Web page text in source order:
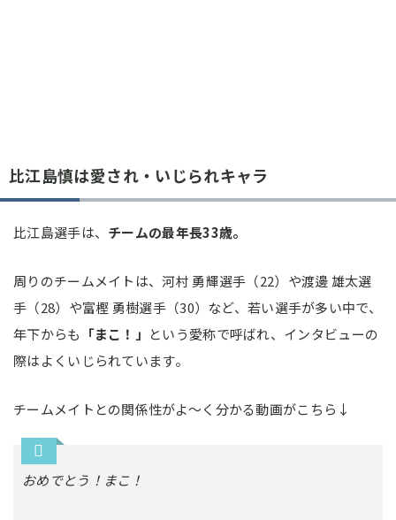
比江島慎は愛され・いじられキャラ
比江島選手は、 チームの最年長33歳。
周りのチームメイトは、河村 勇輝選手（22）や渡邊 雄太選
手（28）や富樫 勇樹選手（30）など、若い選手が多い中で、
年下からも 「まこ！」 という愛称で呼ばれ、インタビューの
際はよくいじられています。
チームメイトとの関係性がよ～く分かる動画がこちら↓
おめでとう！まこ！